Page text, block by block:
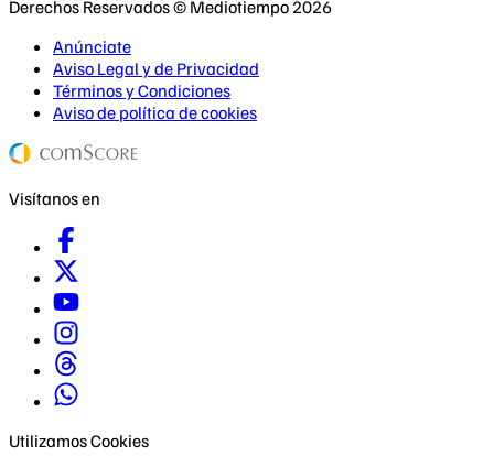
Derechos Reservados © Mediotiempo 2026
Anúnciate
Aviso Legal y de Privacidad
Términos y Condiciones
Aviso de política de cookies
Visítanos en
Utilizamos Cookies